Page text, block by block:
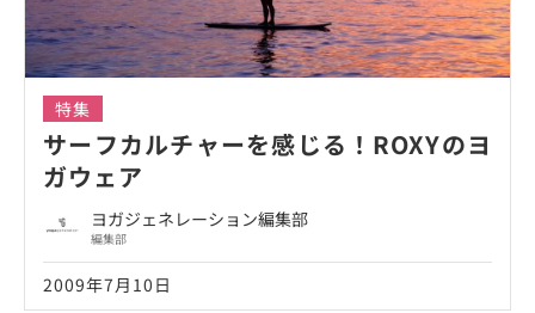
特集
サーフカルチャーを感じる！ROXYのヨ
ガウェア
ヨガジェネレーション編集部
編集部
2009年7月10日